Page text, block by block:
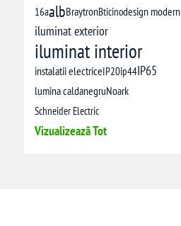
16aalbBraytronBticinodesign modern
iluminat exterior
iluminat interior
instalatii electriceIP20ip44IP65
lumina caldanegruNoark
Schneider Electric
Vizualizează Tot